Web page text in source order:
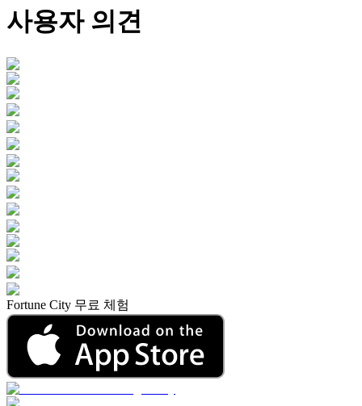
사용자 의견
Fortune City 무료 체험